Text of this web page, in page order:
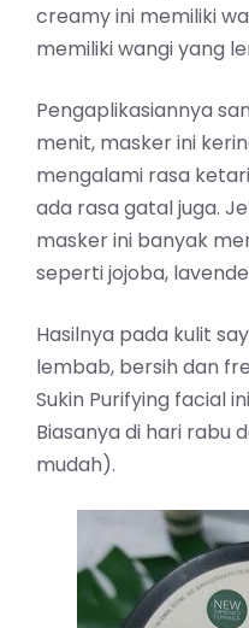
creamy ini memiliki
memiliki wangi yang
Pengaplikasiannya
menit, masker ini
mengalami rasa
ada rasa gatal juga.
masker ini banyak
seperti jojoba,
Hasilnya pada kulit
lembab, bersih dan
Sukin Purifying facial
Biasanya di hari rabu
mudah).